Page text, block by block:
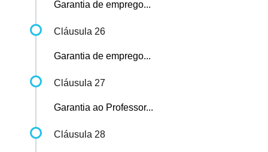
Garantia de emprego...
Cláusula 26
Garantia de emprego...
Cláusula 27
Garantia ao Professor...
Cláusula 28